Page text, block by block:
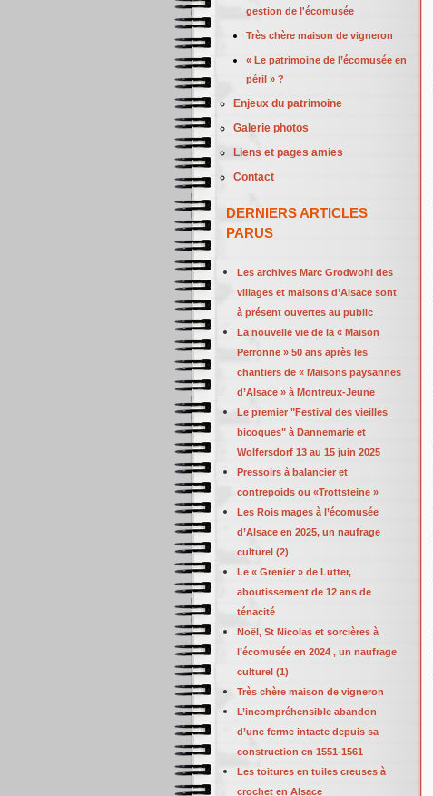
gestion de l'écomusée
Très chère maison de vigneron
« Le patrimoine de l’écomusée en
péril » ?
Enjeux du patrimoine
Galerie photos
Liens et pages amies
Contact
DERNIERS ARTICLES
PARUS
Les archives Marc Grodwohl des
villages et maisons d’Alsace sont
à présent ouvertes au public
La nouvelle vie de la « Maison
Perronne » 50 ans après les
chantiers de « Maisons paysannes
d’Alsace » à Montreux-Jeune
Le premier "Festival des vieilles
bicoques" à Dannemarie et
Wolfersdorf 13 au 15 juin 2025
Pressoirs à balancier et
contrepoids ou «Trottsteine »
Les Rois mages à l’écomusée
d’Alsace en 2025, un naufrage
culturel (2)
Le « Grenier » de Lutter,
aboutissement de 12 ans de
ténacité
Noël, St Nicolas et sorcières à
l’écomusée en 2024 , un naufrage
culturel (1)
Très chère maison de vigneron
L’incompréhensible abandon
d’une ferme intacte depuis sa
construction en 1551-1561
Les toitures en tuiles creuses à
crochet en Alsace